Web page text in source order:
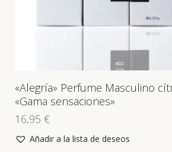
«Alegría» Perfume Masculino
«Gama sensaciones»
16,95 €
Añadir a la lista de deseos